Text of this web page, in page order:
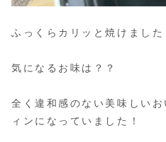
ふっくらカリッと焼けました
気になるお味は？？
全く違和感のない美味しい
ィンになっていました！